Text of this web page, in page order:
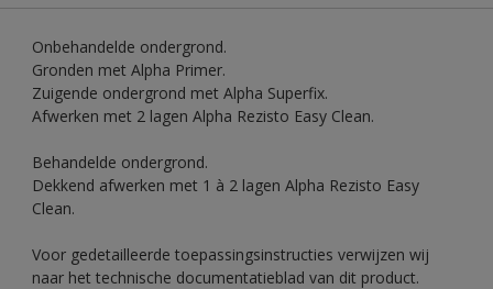
Onbehandelde ondergrond.
Gronden met Alpha Primer.
Zuigende ondergrond met Alpha Superfix.
Afwerken met 2 lagen Alpha Rezisto Easy Clean.
Behandelde ondergrond.
Dekkend afwerken met 1 à 2 lagen Alpha Rezisto Easy
Clean.
Voor gedetailleerde toepassingsinstructies verwijzen wij
naar het technische documentatieblad van dit product.